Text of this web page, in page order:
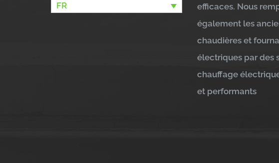
FR
efficaces. Nous
également les
chaudières et
électriques par des
chauffage
et performants